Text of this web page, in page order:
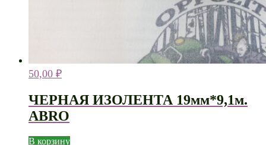
50,00 ₽
ЧЕРНАЯ ИЗОЛЕНТА 19мм*9,1м.
ABRO
В корзину